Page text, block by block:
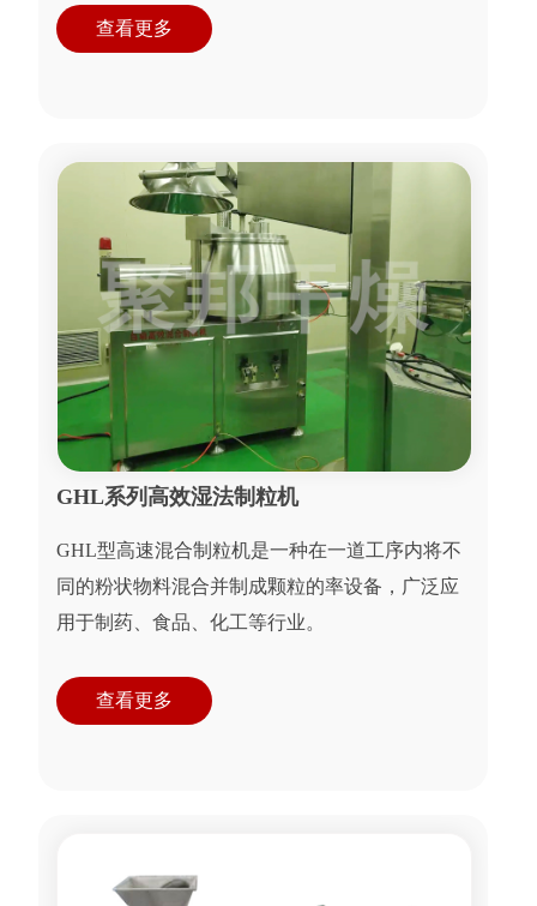
气动喷嘴...
查看更多
GHL系列高效湿法制粒机
GHL型高速混合制粒机是一种在一道工序内将不
同的粉状物料混合并制成颗粒的率设备，广泛应
用于制药、食品、化工等行业。
查看更多